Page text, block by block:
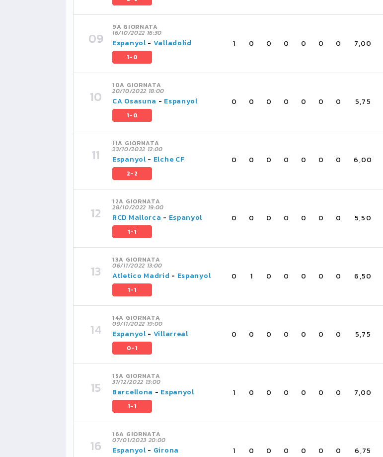
9A GIORNATA
16/10/2022 16:30
Espanyol - Valladolid
1-0
1 0 0 0 0 0 0 7,00
10A GIORNATA
20/10/2022 18:00
CA Osasuna - Espanyol
1-0
0 0 0 0 0 0 0 5,75
11A GIORNATA
23/10/2022 12:00
Espanyol - Elche CF
2-2
0 0 0 0 0 0 0 6,00
12A GIORNATA
28/10/2022 19:00
RCD Mallorca - Espanyol
1-1
0 0 0 0 0 0 0 5,50
13A GIORNATA
06/11/2022 13:00
Atletico Madrid - Espanyol
1-1
0 1 0 0 0 0 0 6,50
14A GIORNATA
09/11/2022 19:00
Espanyol - Villarreal
0-1
0 0 0 0 0 0 0 5,75
15A GIORNATA
31/12/2022 13:00
Barcellona - Espanyol
1-1
1 0 0 0 0 0 0 7,00
16A GIORNATA
07/01/2023 20:00
Espanyol - Girona 1 0 0 0 0 0 0 6,75